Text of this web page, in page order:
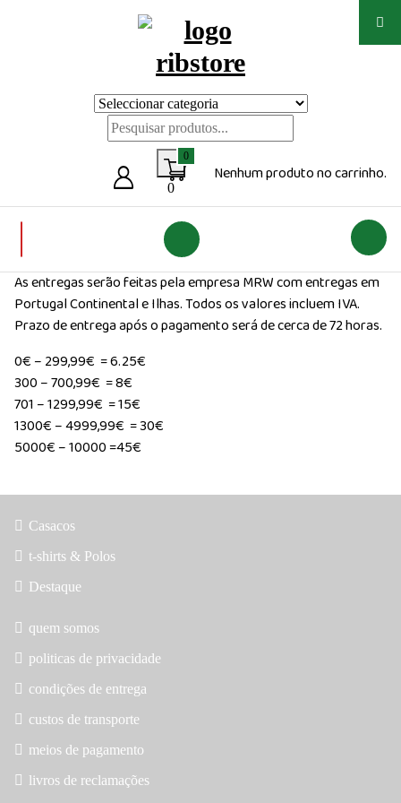
0
0
Nenhum produto no carrinho.
As entregas serão feitas pela empresa MRW com entregas em
Portugal Continental e Ilhas. Todos os valores incluem IVA.
Prazo de entrega após o pagamento será de cerca de 72 horas.
0€ – 299,99€ = 6.25€
300 – 700,99€ = 8€
701 – 1299,99€ = 15€
1300€ – 4999,99€ = 30€
5000€ – 10000 =45€
Casacos
t-shirts & Polos
Destaque
quem somos
politicas de privacidade
condições de entrega
custos de transporte
meios de pagamento
livros de reclamações